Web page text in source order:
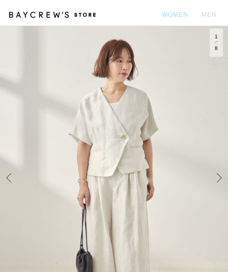
WOMEN MEN
1
8